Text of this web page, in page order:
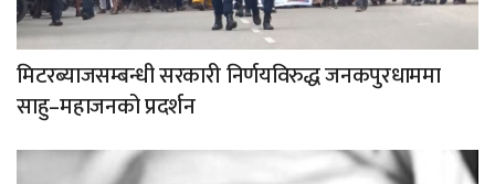
मिटरब्याजसम्बन्धी सरकारी निर्णयविरुद्ध जनकपुरधाममा
साहु–महाजनको प्रदर्शन